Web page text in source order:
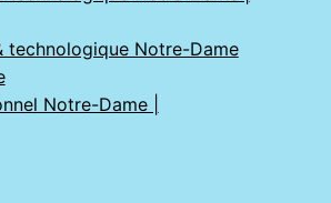
technologique Notre-Dame
Notre-Dame |